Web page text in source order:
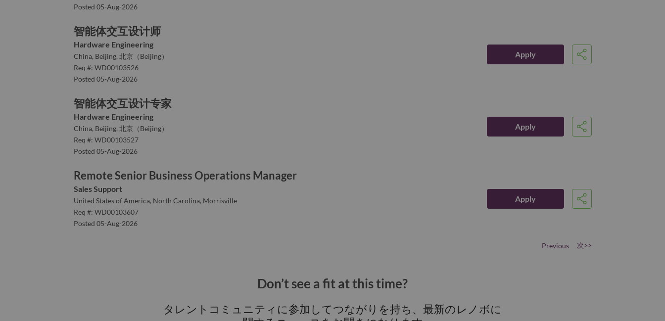
Posted 05-Aug-2026
智能体交互设计师
Hardware Engineering
China, Beijing, 北京（Beijing）
Req #: WD00103526
Posted 05-Aug-2026
Apply Share
智能体交互设计专家
Hardware Engineering
China, Beijing, 北京（Beijing）
Req #: WD00103527
Posted 05-Aug-2026
Apply Share
Remote Senior Business Operations Manager
Sales Support
United States of America, North Carolina, Morrisville
Req #: WD00103607
Posted 05-Aug-2026
Apply Share
Previous 次>>
Don’t see a fit at this time?
タレントコミュニティに参加してつながりを持ち、最新のレノボに